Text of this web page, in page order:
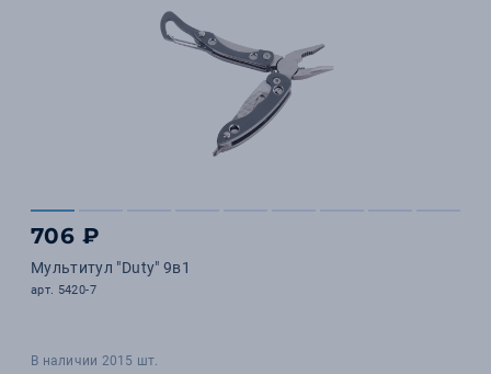
706 ₽
Мультитул "Duty" 9в1
арт. 5420-7
В наличии 2015 шт.